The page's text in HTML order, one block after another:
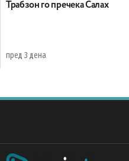
Трабзон го пречека Салах
пред 3 дена